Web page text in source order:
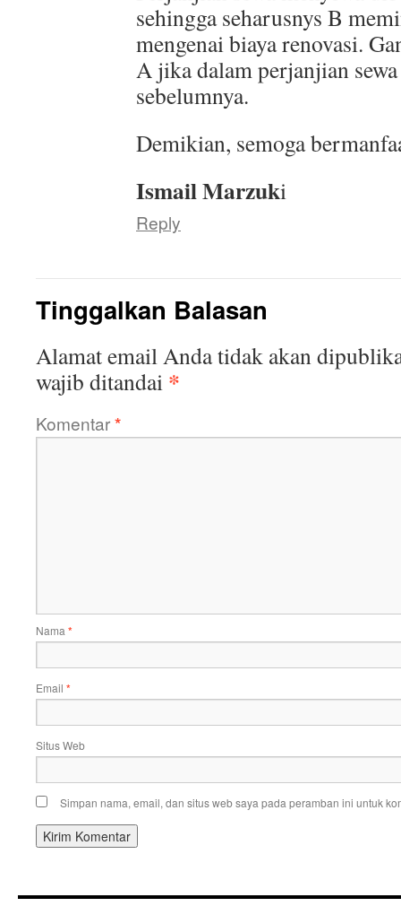
sehingga seharusnys B
mengenai biaya renovasi.
A jika dalam perjanjian
sebelumnya.
Demikian, semoga
Ismail Marzuki
Reply
Tinggalkan Balasan
Alamat email Anda tidak akan
wajib ditandai *
Komentar*
Nama *
Email *
Situs Web
Simpan nama, email, dan situs web saya pada peramban ini untuk